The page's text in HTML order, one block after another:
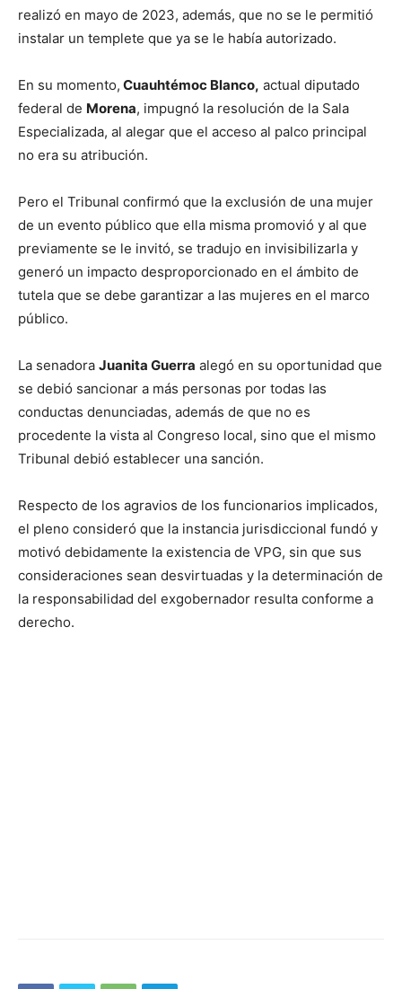
realizó en mayo de 2023, además, que no se le permitió
instalar un templete que ya se le había autorizado.
En su momento, Cuauhtémoc Blanco, actual diputado
federal de Morena, impugnó la resolución de la Sala
Especializada, al alegar que el acceso al palco principal
no era su atribución.
Pero el Tribunal confirmó que la exclusión de una mujer
de un evento público que ella misma promovió y al que
previamente se le invitó, se tradujo en invisibilizarla y
generó un impacto desproporcionado en el ámbito de
tutela que se debe garantizar a las mujeres en el marco
público.
La senadora Juanita Guerra alegó en su oportunidad que
se debió sancionar a más personas por todas las
conductas denunciadas, además de que no es
procedente la vista al Congreso local, sino que el mismo
Tribunal debió establecer una sanción.
Respecto de los agravios de los funcionarios implicados,
el pleno consideró que la instancia jurisdiccional fundó y
motivó debidamente la existencia de VPG, sin que sus
consideraciones sean desvirtuadas y la determinación de
la responsabilidad del exgobernador resulta conforme a
derecho.